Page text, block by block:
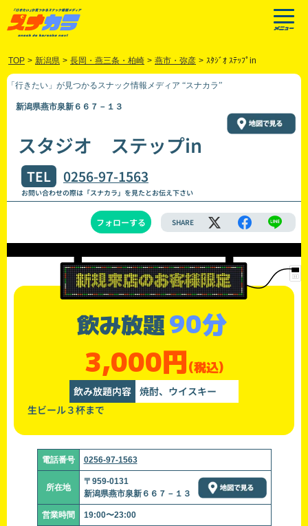
TOP > 新潟県 > 長岡・燕三条・柏崎 > 燕市・弥彦 > ｽﾀｼﾞｵ ｽﾃｯﾌﾟin
「行きたい」が見つかるスナック情報メディア “スナカラ”
新潟県燕市泉新６６７－１３
スタジオ ステップin
TEL 0256-97-1563
お問い合わせの際は「スナカラ」を見たとお伝え下さい
フォローする SHARE
飲み放題90分
3,000円(税込)
飲み放題内容 焼酎、ウイスキー
生ビール３杯まで
電話番号 0256-97-1563
所在地
〒959-0131
新潟県燕市泉新６６７－１３
営業時間 19:00〜23:00